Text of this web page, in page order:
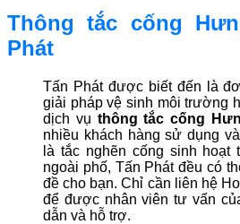
Thông tắc cống
Phát
Tấn Phát được biết đến là
giải pháp vệ sinh môi trường
dịch vụ thông tắc cống
nhiều khách hàng sử dụng
là tắc nghẽn cống sinh hoạt
ngoài phố, Tấn Phát đều có
đề cho bạn. Chỉ cần liên hệ
để được nhân viên tư vấn
dẫn và hỗ trợ.